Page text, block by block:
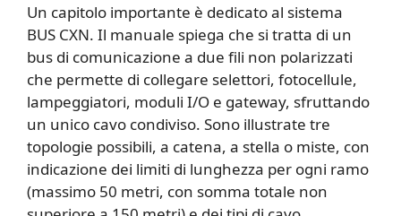
Un capitolo importante è dedicato al sistema
BUS CXN. Il manuale spiega che si tratta di un
bus di comunicazione a due fili non polarizzati
che permette di collegare selettori, fotocellule,
lampeggiatori, moduli I/O e gateway, sfruttando
un unico cavo condiviso. Sono illustrate tre
topologie possibili, a catena, a stella o miste, con
indicazione dei limiti di lunghezza per ogni ramo
(massimo 50 metri, con somma totale non